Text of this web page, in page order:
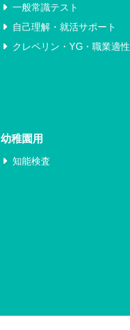
一般常識テスト
自己理解・就活サポート
クレペリン・YG・職業適性
幼稚園用
知能検査